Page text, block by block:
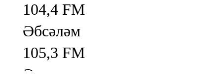
104,4 FM
Әбсәләм
105,3 FM
Әлмәт